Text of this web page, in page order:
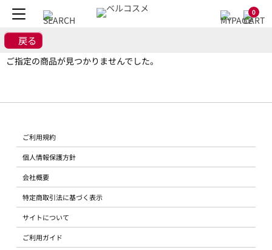
0
戻る
ご指定の商品が見つかりませんでした。
ご利用規約
個人情報保護方針
会社概要
特定商取引法に基づく表示
サイトについて
ご利用ガイド